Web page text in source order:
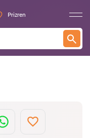
Prizren